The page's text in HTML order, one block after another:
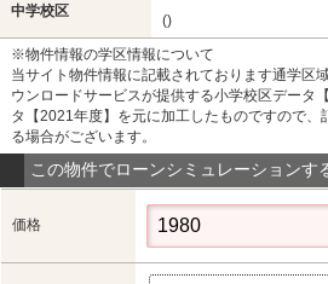
中学校区
()
※物件情報の学区情報について
当サイト物件情報に記載されております通学区
ウンロードサービスが提供する小学校区データ
タ【2021年度】を元に加工したものですので、
る場合がございます。
この物件でローンシミュレーションす
価格